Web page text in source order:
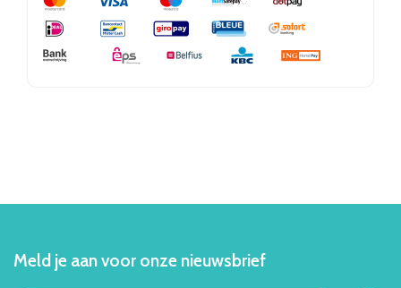
Meld je aan voor onze nieuwsbrief